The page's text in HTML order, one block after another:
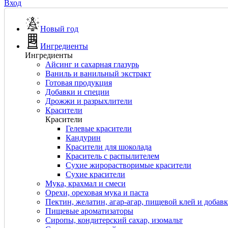
Вход
Новый год
Ингредиенты
Ингредиенты
Айсинг и сахарная глазурь
Ваниль и ванильный экстракт
Готовая продукция
Добавки и специи
Дрожжи и разрыхлители
Красители
Красители
Гелевые красители
Кандурин
Красители для шоколада
Краситель с распылителем
Сухие жирорастворимые красители
Сухие красители
Мука, крахмал и смеси
Орехи, ореховая мука и паста
Пектин, желатин, агар-агар, пищевой клей и
Пищевые ароматизаторы
Сиропы, кондитерский сахар, изомальт